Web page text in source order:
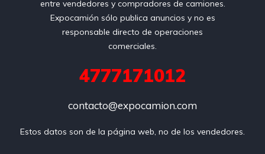
entre vendedores y compradores de camiones.
Expocamión sólo publica anuncios y no es
responsable directo de operaciones
comerciales.
4777171012
contacto@expocamion.com
Estos datos son de la página web, no de los vendedores.